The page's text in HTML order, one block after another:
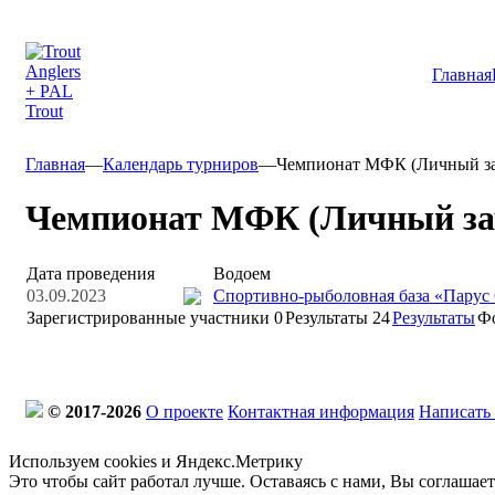
Главная
Главная—Календарь турниров—Чемпионат МФК (Личный
Чемпионат МФК (Личный
Дата проведения
Водоем
03.09.2023
Спортивно-рыболовная база «Парус
Зарегистрированные участники 0Результаты 24Результаты
© 2017-2026 О проекте Контактная информация
Используем cookies и Яндекс.Метрику
Это чтобы сайт работал лучше. Оставаясь с нами, Вы